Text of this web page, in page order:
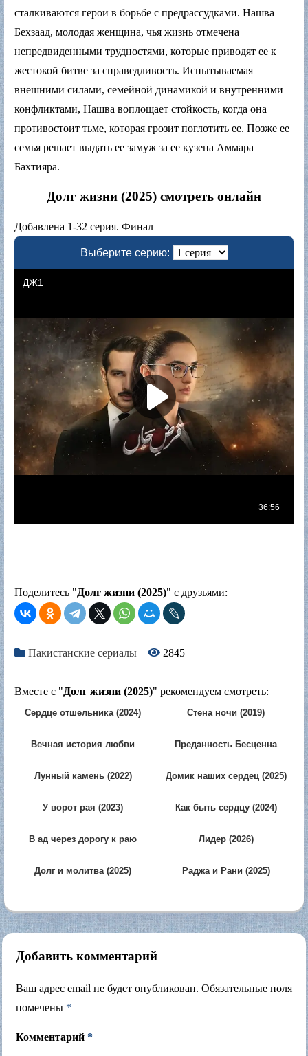
сталкиваются герои в борьбе с предрассудками. Нашва
Бехзаад, молодая женщина, чья жизнь отмечена
непредвиденными трудностями, которые приводят ее к
жестокой битве за справедливость. Испытываемая
внешними силами, семейной динамикой и внутренними
конфликтами, Нашва воплощает стойкость, когда она
противостоит тьме, которая грозит поглотить ее. Позже ее
семья решает выдать ее замуж за ее кузена Аммара
Бахтияра.
Долг жизни (2025) смотреть онлайн
Добавлена 1-32 серия. Финал
Выберите серию:
Поделитесь "Долг жизни (2025)" с друзьями:
Пакистанские сериалы 2845
Вместе с "Долг жизни (2025)" рекомендуем смотреть:
Сердце отшельника (2024) Стена ночи (2019)
Вечная история любви
Преданность Бесценна
Лунный камень (2022) Домик наших сердец (2025)
У ворот рая (2023) Как быть сердцу (2024)
В ад через дорогу к раю
Лидер (2026)
Долг и молитва (2025) Раджа и Рани (2025)
Добавить комментарий
Ваш адрес email не будет опубликован. Обязательные поля
помечены *
Комментарий *